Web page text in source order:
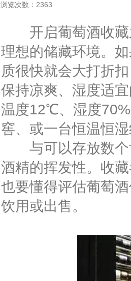
浏览次数：2363
开启葡萄酒收藏
理想的储藏环境。
质很快就会大打折
保持凉爽、湿度适
温度12℃、湿度
窖、或一台恒温恒
与可以存放数个
酒精的挥发性。收
也要懂得评估葡萄
饮用或出售。